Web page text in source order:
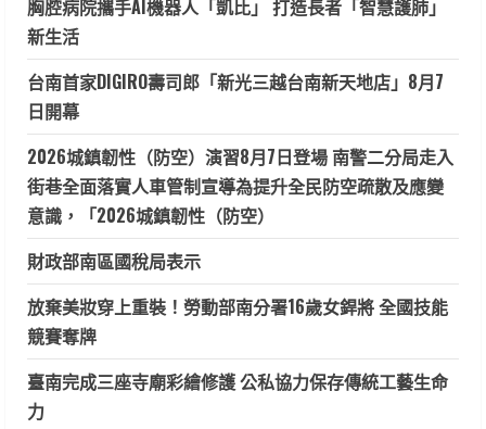
胸腔病院攜手AI機器人「凱比」 打造長者「智慧護肺」
新生活
台南首家DIGIRO壽司郎「新光三越台南新天地店」8月7
日開幕
2026城鎮韌性（防空）演習8月7日登場 南警二分局走入
街巷全面落實人車管制宣導為提升全民防空疏散及應變
意識，「2026城鎮韌性（防空）
財政部南區國稅局表示
放棄美妝穿上重裝！勞動部南分署16歲女銲將 全國技能
競賽奪牌
臺南完成三座寺廟彩繪修護 公私協力保存傳統工藝生命
力